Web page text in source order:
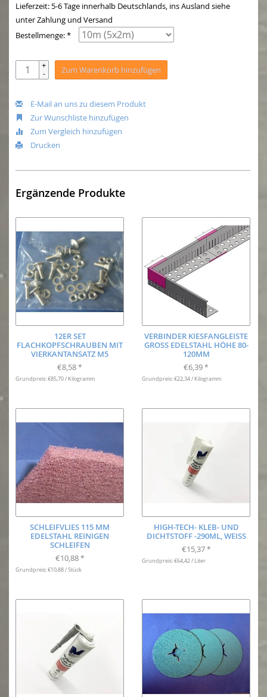
Lieferzeit: 5-6 Tage innerhalb Deutschlands, ins Ausland siehe
unter Zahlung und Versand
Bestellmenge: *
+
- Zum Warenkorb hinzufügen
E-Mail an uns zu diesem Produkt
Zur Wunschliste hinzufügen
Zum Vergleich hinzufügen
Drucken
Ergänzende Produkte
12ER SET
FLACHKOPFSCHRAUBEN MIT
VIERKANTANSATZ M5
€8,58 *
Grundpreis: €85,70 / Kilogramm
VERBINDER KIESFANGLEISTE
GROSS EDELSTAHL HÖHE 80-1
20MM
€6,39 *
Grundpreis: €22,34 / Kilogramm
SCHLEIFVLIES 115 MM
EDELSTAHL REINIGEN
SCHLEIFEN
€10,88 *
Grundpreis: €10,88 / Stück
HIGH-TECH- KLEB- UND
DICHTSTOFF -290ML, WEISS
€15,37 *
Grundpreis: €64,42 / Liter